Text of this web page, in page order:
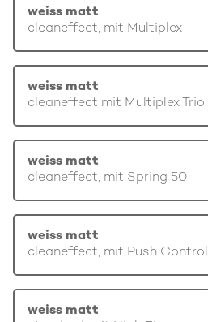
weiss matt
cleaneffect, mit Multiplex
weiss matt
cleaneffect mit Multiplex Trio
weiss matt
cleaneffect, mit Spring 50
weiss matt
cleaneffect, mit Push Control
weiss matt